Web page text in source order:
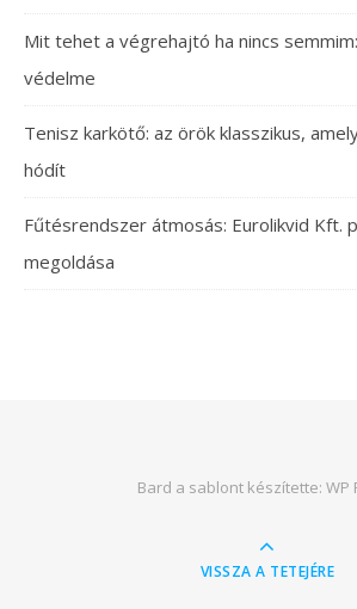
Mit tehet a végrehajtó ha nincs
védelme
Tenisz karkötő: az örök klasszikus,
hódít
Fűtésrendszer átmosás: Eurolikvid Kft.
megoldása
Bard a sablont készítette: WP
VISSZA A TETEJÉRE